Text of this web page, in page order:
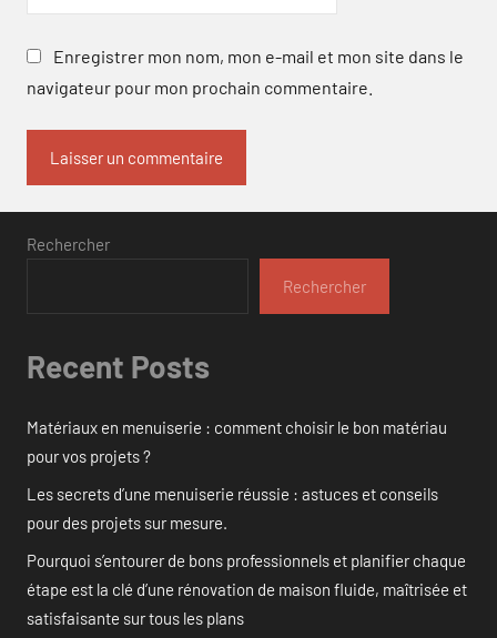
Enregistrer mon nom, mon e-mail et mon site dans le
navigateur pour mon prochain commentaire.
Rechercher
Rechercher
Recent Posts
Matériaux en menuiserie : comment choisir le bon matériau
pour vos projets ?
Les secrets d’une menuiserie réussie : astuces et conseils
pour des projets sur mesure.
Pourquoi s’entourer de bons professionnels et planifier chaque
étape est la clé d’une rénovation de maison fluide, maîtrisée et
satisfaisante sur tous les plans